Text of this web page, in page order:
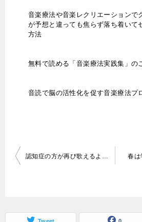
音楽療法や音楽レクリエーションで
が予想と違っても焦らず落ち着いて
方法
無料で読める「音楽療法実践集」の
音読で脳の活性化を促す音楽療法プ
投
認知症の方が再び歌えるようになった理由。 春は